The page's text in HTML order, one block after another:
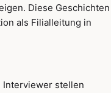
Diese Geschichten
als Filialleitung in
Interviewer stellen